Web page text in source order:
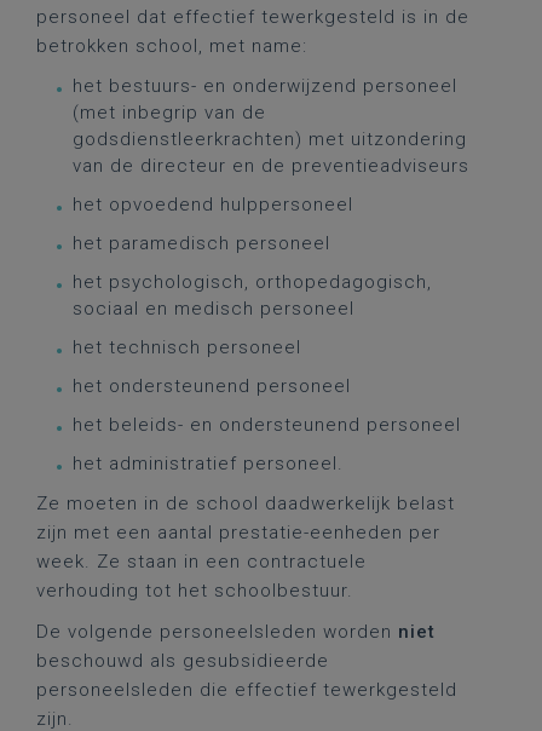
personeel dat effectief tewerkgesteld is in de
betrokken school, met name:
het bestuurs- en onderwijzend personeel
(met inbegrip van de
godsdienstleerkrachten) met uitzondering
van de directeur en de preventieadviseurs
het opvoedend hulppersoneel
het paramedisch personeel
het psychologisch, orthopedagogisch,
sociaal en medisch personeel
het technisch personeel
het ondersteunend personeel
het beleids- en ondersteunend personeel
het administratief personeel.
Ze moeten in de school daadwerkelijk belast
zijn met een aantal prestatie-eenheden per
week. Ze staan in een contractuele
verhouding tot het schoolbestuur.
De volgende personeelsleden worden niet
beschouwd als gesubsidieerde
personeelsleden die effectief tewerkgesteld
zijn.